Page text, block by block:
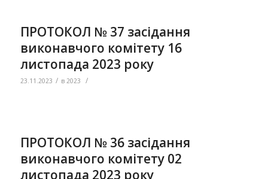
ПРОТОКОЛ № 37 засідання
виконавчого комітету 16
листопада 2023 року
23.11.2023 / в 2023 /
ПРОТОКОЛ № 36 засідання
виконавчого комітету 02
листопада 2023 року